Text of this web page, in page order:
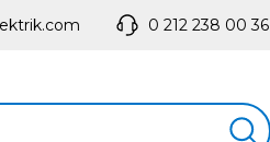
0 212 238 00 36